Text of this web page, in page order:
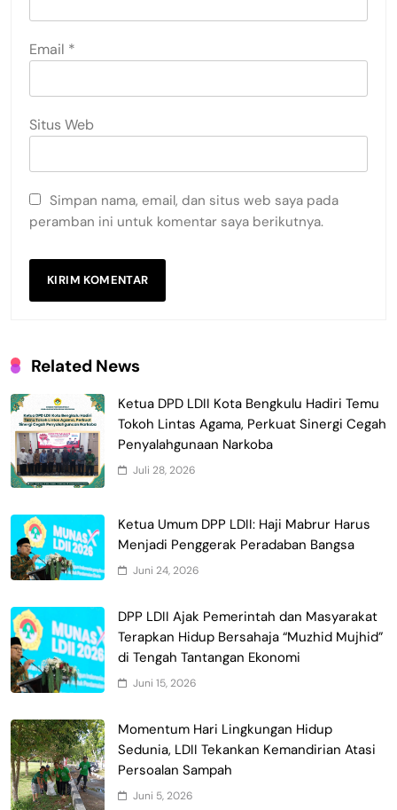
Email *
Situs Web
Simpan nama, email, dan situs web saya pada
peramban ini untuk komentar saya berikutnya.
Related News
Ketua DPD LDII Kota Bengkulu Hadiri Temu
Tokoh Lintas Agama, Perkuat Sinergi Cegah
Penyalahgunaan Narkoba
Juli 28, 2026
Ketua Umum DPP LDII: Haji Mabrur Harus
Menjadi Penggerak Peradaban Bangsa
Juni 24, 2026
DPP LDII Ajak Pemerintah dan Masyarakat
Terapkan Hidup Bersahaja “Muzhid Mujhid”
di Tengah Tantangan Ekonomi
Juni 15, 2026
Momentum Hari Lingkungan Hidup
Sedunia, LDII Tekankan Kemandirian Atasi
Persoalan Sampah
Juni 5, 2026